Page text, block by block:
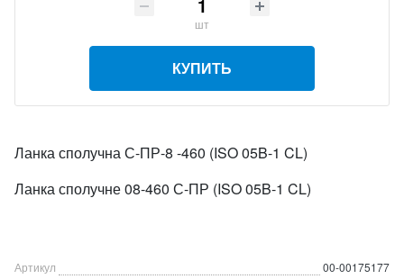
шт
КУПИТЬ
Ланка сполучна С-ПР-8 -460 (ISO 05B-1 CL)
Ланка сполучне 08-460 С-ПР (ISO 05B-1 CL)
Артикул
00-00175177